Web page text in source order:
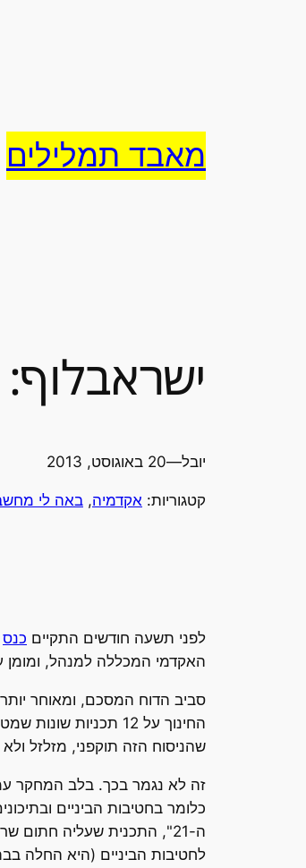
מאבד תמלילים
יובל—20 באוגוסט, 2013
קטגוריות: אקדמיה, באה לי
לפני תשעה חודשים התקיים כנס
האקדמי המכללה למנהל, ומומן
שהניסוח הזה תוקפני, מזלזל
כלומר בחטיבות הביניים
ה-21", התכנית שעליה חתום
לחטיבות הביניים (היא החלה